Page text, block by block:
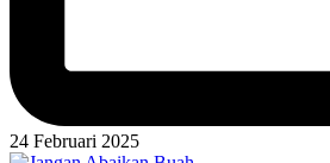
24 Februari 2025